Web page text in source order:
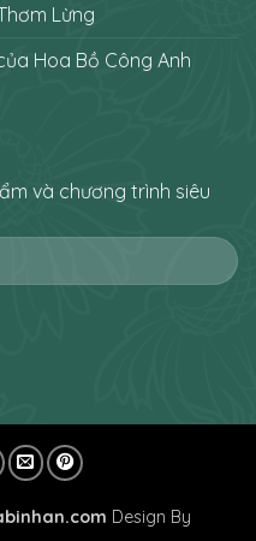
Lừng
Hoa Bồ Công Anh
và chương trình siêu
Design By